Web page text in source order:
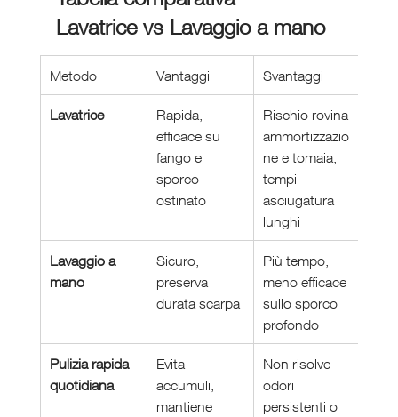
Lavatrice vs Lavaggio a mano
Metodo Vantaggi Svantaggi
Lavatrice
Rapida,
efficace su
fango e
sporco
ostinato
Rischio rovina
ammortizzazio
ne e tomaia,
tempi
asciugatura
lunghi
Lavaggio a
mano
Sicuro,
preserva
durata scarpa
Più tempo,
meno efficace
sullo sporco
profondo
Pulizia rapida
quotidiana
Evita
accumuli,
mantiene
Non risolve
odori
persistenti o